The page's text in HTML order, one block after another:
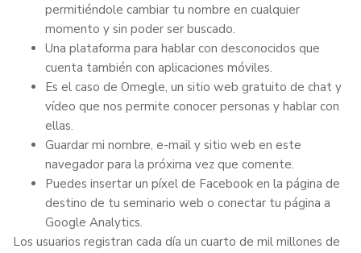
permitiéndole cambiar tu nombre en cualquier
momento y sin poder ser buscado.
Una plataforma para hablar con desconocidos que
cuenta también con aplicaciones móviles.
Es el caso de Omegle, un sitio web gratuito de chat y
vídeo que nos permite conocer personas y hablar con
ellas.
Guardar mi nombre, e-mail y sitio web en este
navegador para la próxima vez que comente.
Puedes insertar un píxel de Facebook en la página de
destino de tu seminario web o conectar tu página a
Google Analytics.
Los usuarios registran cada día un cuarto de mil millones de